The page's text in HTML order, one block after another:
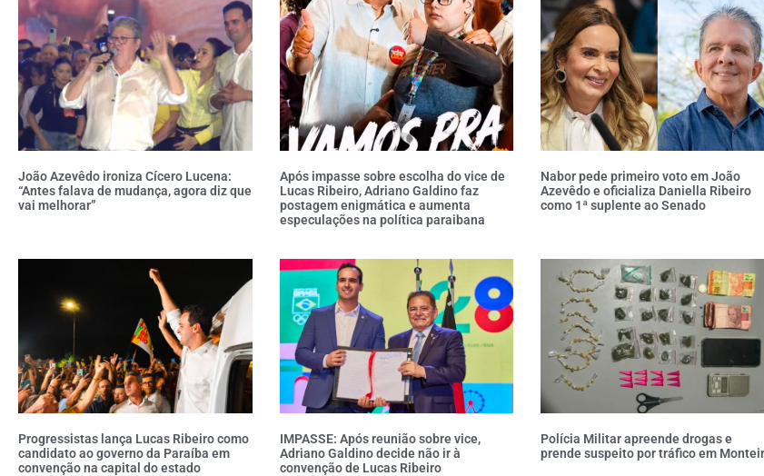
João Azevêdo ironiza Cícero Lucena:
“Antes falava de mudança, agora diz que
vai melhorar”
Após impasse sobre escolha do vice de
Lucas Ribeiro, Adriano Galdino faz
postagem enigmática e aumenta
especulações na política paraibana
Nabor pede primeiro voto em João
Azevêdo e oficializa Daniella Ribeiro
como 1ª suplente ao Senado
Progressistas lança Lucas Ribeiro como
candidato ao governo da Paraíba em
convenção na capital do estado
IMPASSE: Após reunião sobre vice,
Adriano Galdino decide não ir à
convenção de Lucas Ribeiro
Polícia Militar apreende drogas e
prende suspeito por tráfico em